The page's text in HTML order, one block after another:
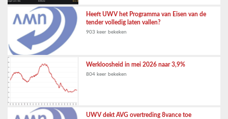
Heeft UWV het Programma van Eisen van de
tender volledig laten vallen?
903 keer bekeken
Werkloosheid in mei 2026 naar 3,9%
804 keer bekeken
UWV dekt AVG overtreding 8vance toe